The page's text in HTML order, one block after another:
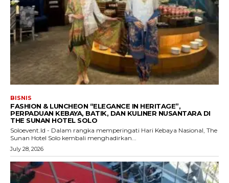
BISNIS
FASHION & LUNCHEON “ELEGANCE IN HERITAGE”,
PERPADUAN KEBAYA, BATIK, DAN KULINER NUSANTARA DI
THE SUNAN HOTEL SOLO
Soloevent.Id - Dalam rangka memperingati Hari Kebaya Nasional, The
Sunan Hotel Solo kembali menghadirkan...
July 28, 2026